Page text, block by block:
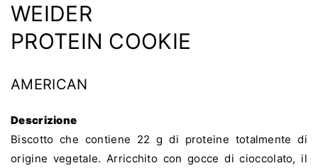
WEIDER
PROTEIN COOKIE
AMERICAN
Descrizione
Biscotto che contiene 22 g di proteine totalmente di
origine vegetale. Arricchito con gocce di cioccolato, il